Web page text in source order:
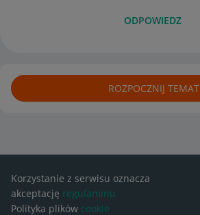
ODPOWIEDZ
ROZPOCZNIJ TEMAT
Korzystanie z serwisu oznacza
akceptację regulaminu
Polityka plików cookie